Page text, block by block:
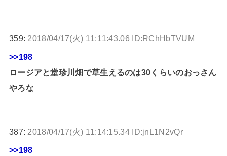
359: 2018/04/17(火) 11:11:43.06 ID:RChHbTVUM
>>198
ロージアと堂珍川畑で草生えるのは30くらいのおっさん
やろな
387: 2018/04/17(火) 11:14:15.34 ID:jnL1N2vQr
>>198